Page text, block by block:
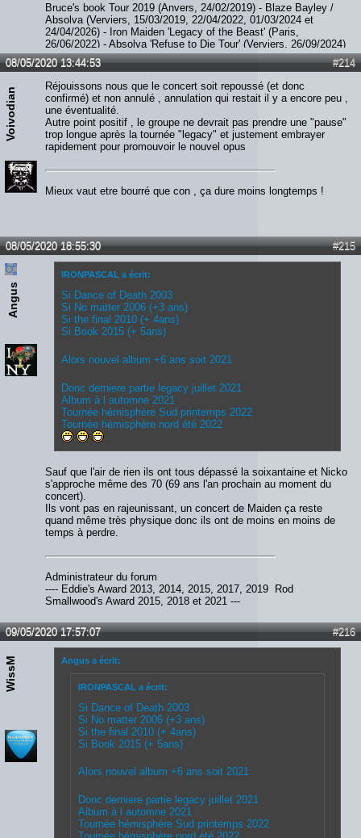
Bruce's book Tour 2019 (Anvers, 24/02/2019) - Blaze Bayley /
Absolva (Verviers, 15/03/2019, 22/04/2022, 01/03/2024 et
24/04/2026) - Iron Maiden 'Legacy of the Beast' (Paris,
26/06/2022) - Absolva 'Refuse to Die Tour' (Verviers, 26/09/2024)
- Paul Di'Anno (Diest, 06/12/2023) - JohnL (Verviers, 05/09/2025)
- Smith / Kotzen (Ittre, 07/02/2026) - The Hell Patrol / Nightride
(Fléron, 28/02/2026)
#214
08/05/2020 13:44:53
Voivodian
Réjouissons nous que le concert soit repoussé (et donc
confirmé) et non annulé , annulation qui restait il y a encore peu ,
une éventualité.
Autre point positif , le groupe ne devrait pas prendre une "pause"
trop longue après la tournée "legacy" et justement embrayer
rapidement pour promouvoir le nouvel opus
Mieux vaut etre bourré que con , ça dure moins longtemps !
#215
08/05/2020 18:55:30
Angus
IRONPASCAL a écrit:
Si Dance of Death 2003
Si No matter 2006 (+3 ans)
Si the final 2010 (+ 4ans)
Si Book 2015 (+ 5ans)
Alors nouvel album +6 ans soit 2021
Donc derniere partie legacy juillet 2021
Album à l automne 2021
Tournée hémisphère Sud printemps 2022
Tournée hémisphère nord été 2022
Sauf que l'air de rien ils ont tous dépassé la soixantaine et Nicko
s'approche même des 70 (69 ans l'an prochain au moment du
concert).
Ils vont pas en rajeunissant, un concert de Maiden ça reste
quand même très physique donc ils ont de moins en moins de
temps à perdre.
Administrateur du forum
---- Eddie's Award 2013, 2014, 2015, 2017, 2019 Rod
Smallwood's Award 2015, 2018 et 2021 ---
#216
09/05/2020 17:57:07
WissM Angus a écrit:
IRONPASCAL a écrit:
Si Dance of Death 2003
Si No matter 2006 (+3 ans)
Si the final 2010 (+ 4ans)
Si Book 2015 (+ 5ans)
Alors nouvel album +6 ans soit 2021
Donc derniere partie legacy juillet 2021
Album à l automne 2021
Tournée hémisphère Sud printemps 2022